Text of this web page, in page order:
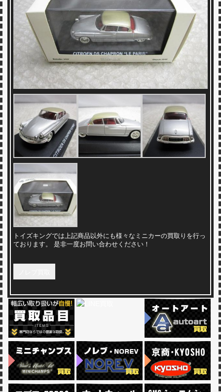
トイズキングでは上記商品以外にも様々なミニカーの買取りを行っ
ております。 是非一度お問い合わせください！